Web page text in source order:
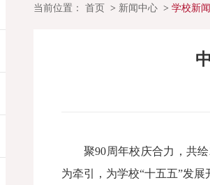
当前位置：首页 新闻中心 学校新闻
聚90周年校庆合力，共
为牵引，为学校“十五五”发展